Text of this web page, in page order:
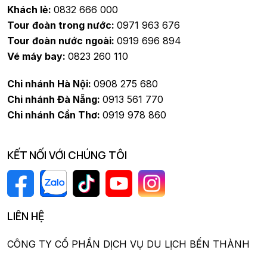
Khách lẻ: 0832 666 000
Tour đoàn trong nước: 0971 963 676
Tour đoàn nước ngoài: 0919 696 894
Vé máy bay: 0823 260 110
Chi nhánh Hà Nội: 0908 275 680
Chi nhánh Đà Nẵng: 0913 561 770
Chi nhánh Cần Thơ: 0919 978 860
KẾT NỐI VỚI CHÚNG TÔI
LIÊN HỆ
CÔNG TY CỔ PHẦN DỊCH VỤ DU LỊCH BẾN THÀNH